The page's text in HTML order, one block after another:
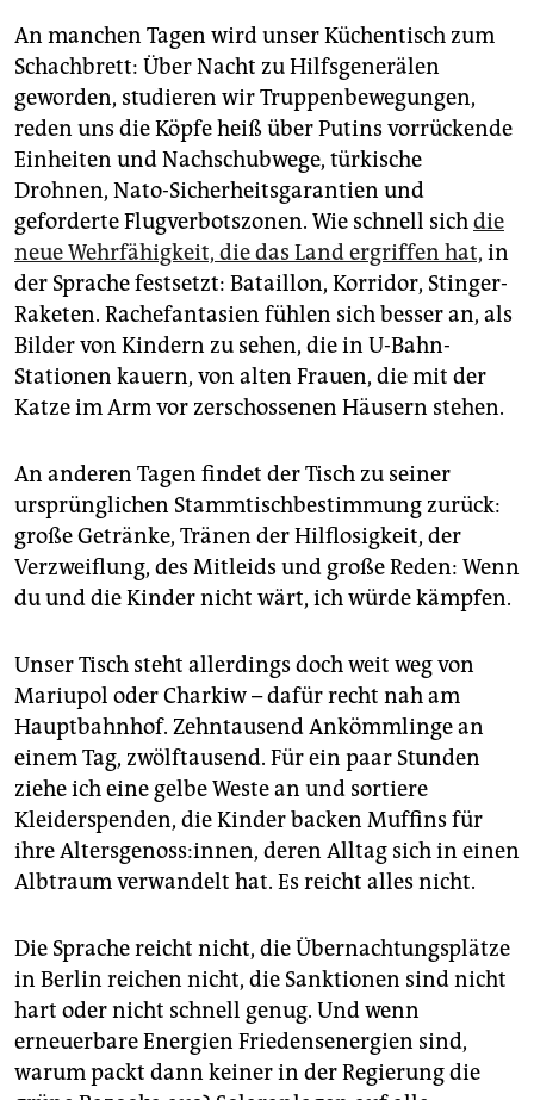
An manchen Tagen wird unser Küchentisch zum
Schachbrett: Über Nacht zu Hilfsgenerälen
geworden, studieren wir Truppenbewegungen,
reden uns die Köpfe heiß über Putins vorrückende
Einheiten und Nachschubwege, türkische
Drohnen, Nato-Sicherheitsgarantien und
geforderte Flugverbotszonen. Wie schnell sichdie
neue Wehrfähigkeit, die das Land ergriffen hat, in
der Sprache festsetzt: Bataillon, Korridor, Stinger-
Raketen. Rachefantasien fühlen sich besser an, als
Bilder von Kindern zu sehen, die in U-Bahn-
Stationen kauern, von alten Frauen, die mit der
Katze im Arm vor zerschossenen Häusern stehen.
An anderen Tagen findet der Tisch zu seiner
ursprünglichen Stammtischbestimmung zurück:
große Getränke, Tränen der Hilflosigkeit, der
Verzweiflung, des Mitleids und große Reden: Wenn
du und die Kinder nicht wärt, ich würde kämpfen.
Unser Tisch steht allerdings doch weit weg von
Mariupol oder Charkiw – dafür recht nah am
Hauptbahnhof. Zehntausend Ankömmlinge an
einem Tag, zwölftausend. Für ein paar Stunden
ziehe ich eine gelbe Weste an und sortiere
Kleiderspenden, die Kinder backen Muffins für
ihre Altersgenoss:innen, deren Alltag sich in einen
Albtraum verwandelt hat. Es reicht alles nicht.
Die Sprache reicht nicht, die Übernachtungsplätze
in Berlin reichen nicht, die Sanktionen sind nicht
hart oder nicht schnell genug. Und wenn
erneuerbare Energien Friedensenergien sind,
warum packt dann keiner in der Regierung die